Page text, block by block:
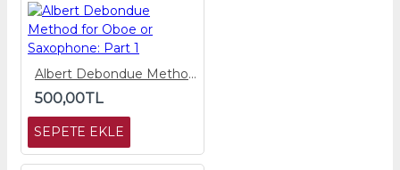
Albert Debondue Method for Oboe or Saxophone: Part 1
500,00TL
SEPETE EKLE